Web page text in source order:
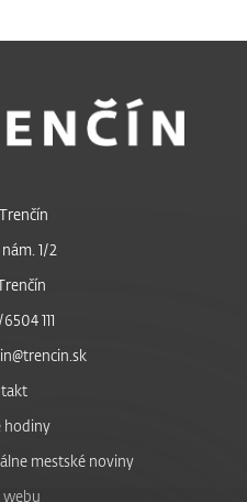
1/2
111
hodiny
mestské noviny
webu